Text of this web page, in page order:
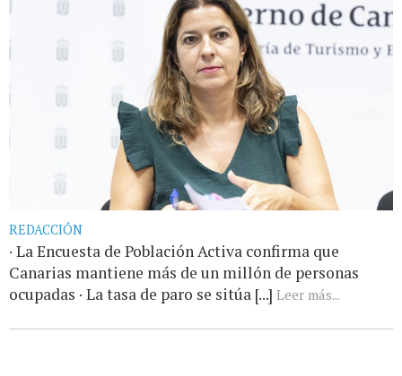
REDACCIÓN
· La Encuesta de Población Activa confirma que
Canarias mantiene más de un millón de personas
ocupadas · La tasa de paro se sitúa [...] Leer más...